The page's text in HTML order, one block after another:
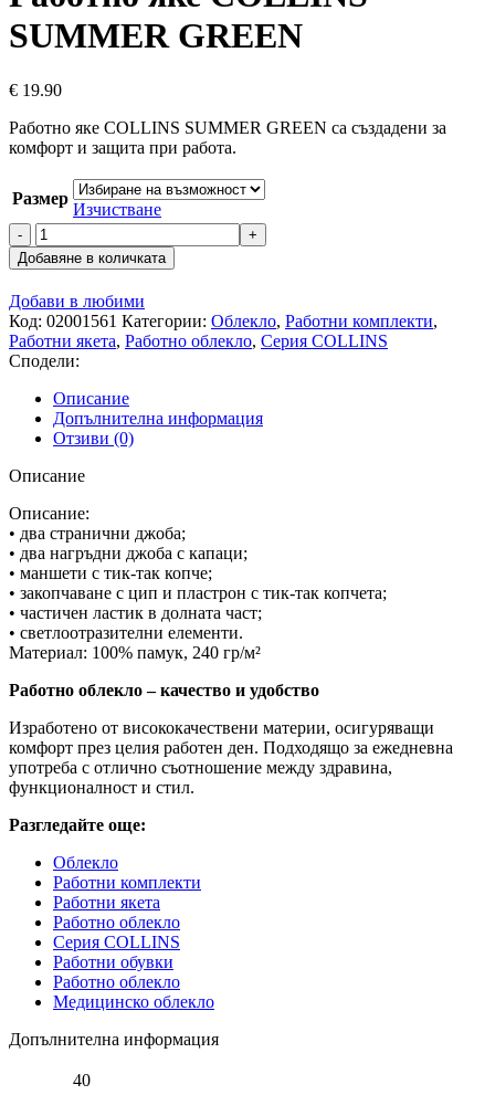
SUMMER GREEN
€ 19.90
Работно яке COLLINS SUMMER GREEN са създадени за
комфорт и защита при работа.
Размер
Изчистване
количество
за
Работно
яке
COLLINS
SUMMER
GREEN
Добавяне в количката
Добави в любими
Код: 02001561 Категории: Облекло, Работни комплекти,
Работни якета, Работно облекло, Серия COLLINS
Сподели:
Описание
Допълнителна информация
Отзиви (0)
Описание
Описание:
• два странични джоба;
• два нагръдни джоба с капаци;
• маншети с тик-так копче;
• закопчаване с цип и пластрон с тик-так копчета;
• частичен ластик в долната част;
• светлоотразителни елементи.
Материал: 100% памук, 240 гр/м²
Работно облекло – качество и удобство
Изработено от висококачествени материи, осигуряващи
комфорт през целия работен ден. Подходящо за ежедневна
употреба с отлично съотношение между здравина,
функционалност и стил.
Разгледайте още:
Облекло
Работни комплекти
Работни якета
Работно облекло
Серия COLLINS
Работни обувки
Работно облекло
Медицинско облекло
Допълнителна информация
40